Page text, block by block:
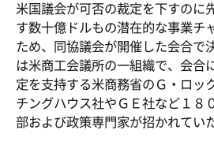
米国議会が可否の裁定を下すのに
す数十億ドルもの潜在的な事業チ
ため、同協議会が開催した会合で
は米商工会議所の一組織で、会合
定を支持する米商務省のＧ・ロッ
チングハウス社やＧＥ社など１８
部および政策専門家が招かれていた